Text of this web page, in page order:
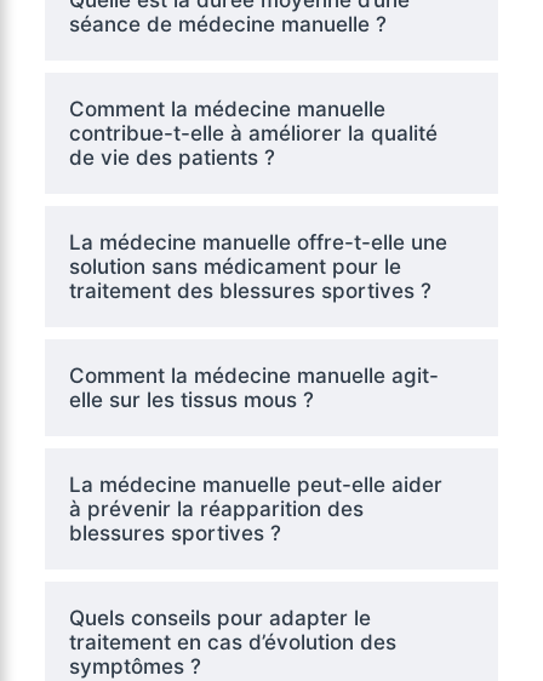
séance de médecine manuelle ?
Comment la médecine manuelle
contribue-t-elle à améliorer la qualité
de vie des patients ?
La médecine manuelle offre-t-elle une
solution sans médicament pour le
traitement des blessures sportives ?
Comment la médecine manuelle agit-
elle sur les tissus mous ?
La médecine manuelle peut-elle aider
à prévenir la réapparition des
blessures sportives ?
Quels conseils pour adapter le
traitement en cas d’évolution des
symptômes ?